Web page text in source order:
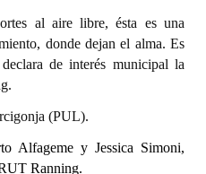
al aire libre, ésta es una
donde dejan el alma. Es
de interés municipal la
(PUL).
Alfageme y Jessica Simoni,
Ranning.